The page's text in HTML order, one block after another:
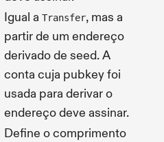
Igual a Transfer, mas a
partir de um endereço
derivado de seed. A
conta cuja pubkey foi
usada para derivar o
endereço deve assinar.
Define o comprimento